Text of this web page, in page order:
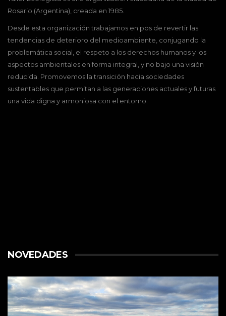
Rosario (Argentina), creada en 1985.
Desde esta organización trabajamos en pos de revertir las
tendencias de deterioro del medioambiente, conjugando la
problemática social, el respeto a los derechos humanos y los
aspectos ambientales en forma integral, y no bajo una visión
reducida. Promovemos la transición hacia sociedades
sustentables que permitan a las generaciones actuales y futuras
una vida digna y armoniosa con el entorno.
NOVEDADES